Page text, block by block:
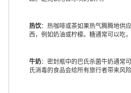
热饮：热咖啡或茶如果热气腾腾地供
西，例如奶油或柠檬。糖通常可以吃
牛奶：密封瓶中的巴氏杀菌牛奶通常
氏消毒的食品会给所有旅行者带来风